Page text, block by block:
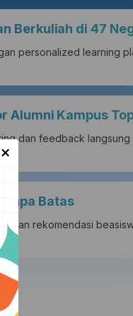
Berkuliah di 47
personalized learning
Alumni Kampus
dan feedback langsung
Batas
dan rekomendasi
×